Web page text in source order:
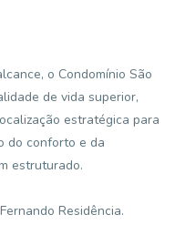
o Condomínio São
de vida superior,
estratégica para
do conforto e da
estruturado.
Residência.